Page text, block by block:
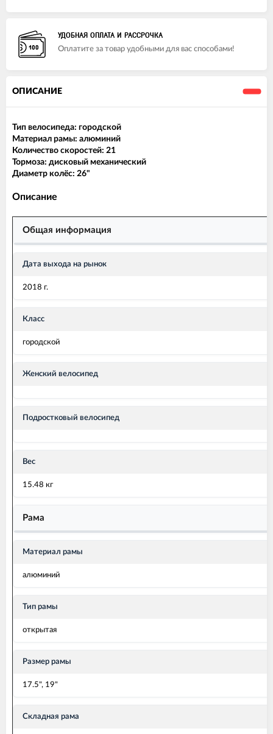
УДОБНАЯ ОПЛАТА И РАССРОЧКА
Оплатите за товар удобными для вас способами!
ОПИСАНИЕ
Тип велосипеда: городской
Материал рамы: алюминий
Количество скоростей: 21
Тормоза: дисковый механический
Диаметр колёс: 26"
Описание
Общая информация
Дата выхода на рынок
2018 г.
Класс
городской
Женский велосипед
Подростковый велосипед
Вес
15.48 кг
Рама
Материал рамы
алюминий
Тип рамы
открытая
Размер рамы
17.5", 19"
Складная рама